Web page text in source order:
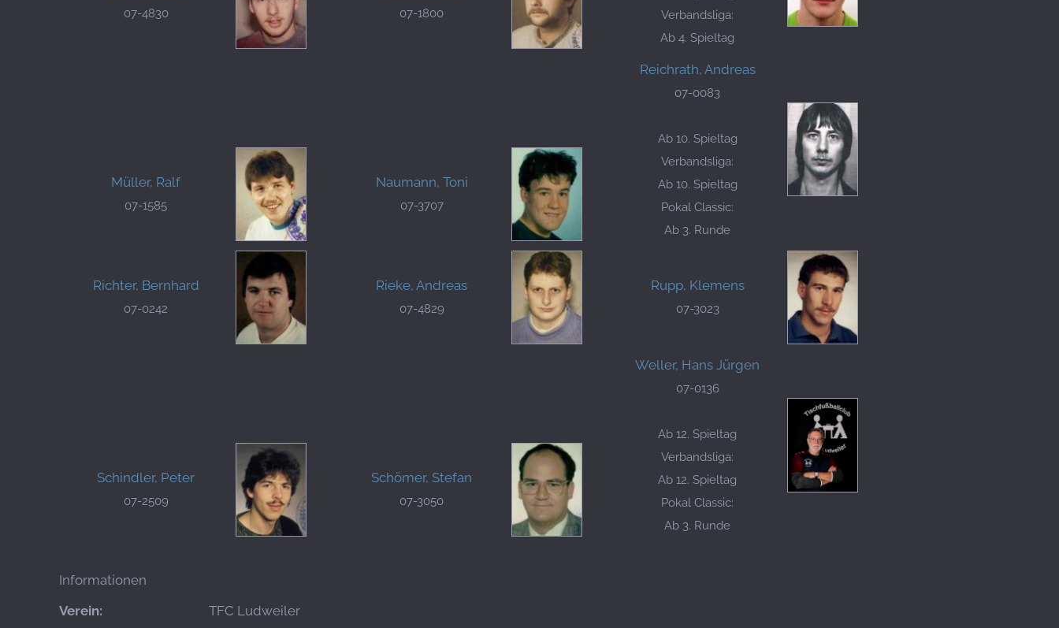
07-4830 07-1800
Verbandsliga:
Ab 4. Spieltag
Müller, Ralf
07-1585
Naumann, Toni
07-3707
Reichrath, Andreas
07-0083
Ab 10. Spieltag
Verbandsliga:
Ab 10. Spieltag
Pokal Classic:
Ab 3. Runde
Richter, Bernhard
07-0242
Rieke, Andreas
07-4829
Rupp, Klemens
07-3023
Schindler, Peter
07-2509
Schömer, Stefan
07-3050
Weller, Hans Jürgen
07-0136
Ab 12. Spieltag
Verbandsliga:
Ab 12. Spieltag
Pokal Classic:
Ab 3. Runde
Informationen
Verein:
TFC Ludweiler